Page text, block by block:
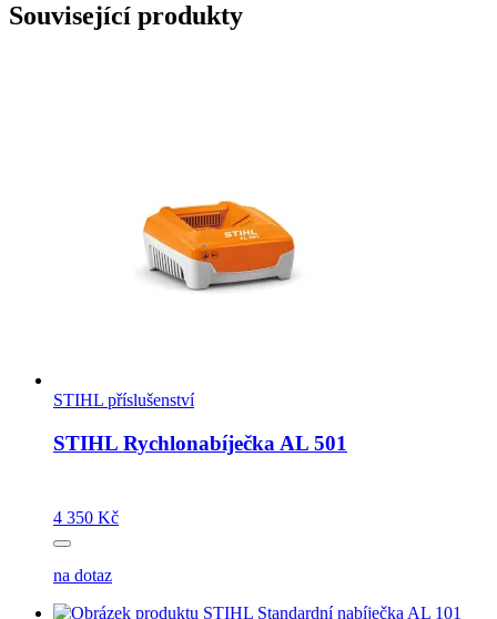
Související produkty
STIHL příslušenství
STIHL Rychlonabíječka AL 501
4 350 Kč
na dotaz